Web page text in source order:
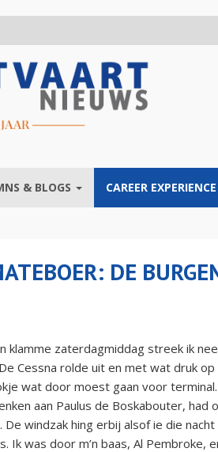
& BLOGS CAREER EXPERIENCE
DE
klamme zaterdagmiddag streek ik
Cessna rolde uit en met wat druk
wat door moest gaan voor
aan Paulus de Boskabouter,
De windzak hing erbij alsof ie die
Ik was door m’n baas, Al